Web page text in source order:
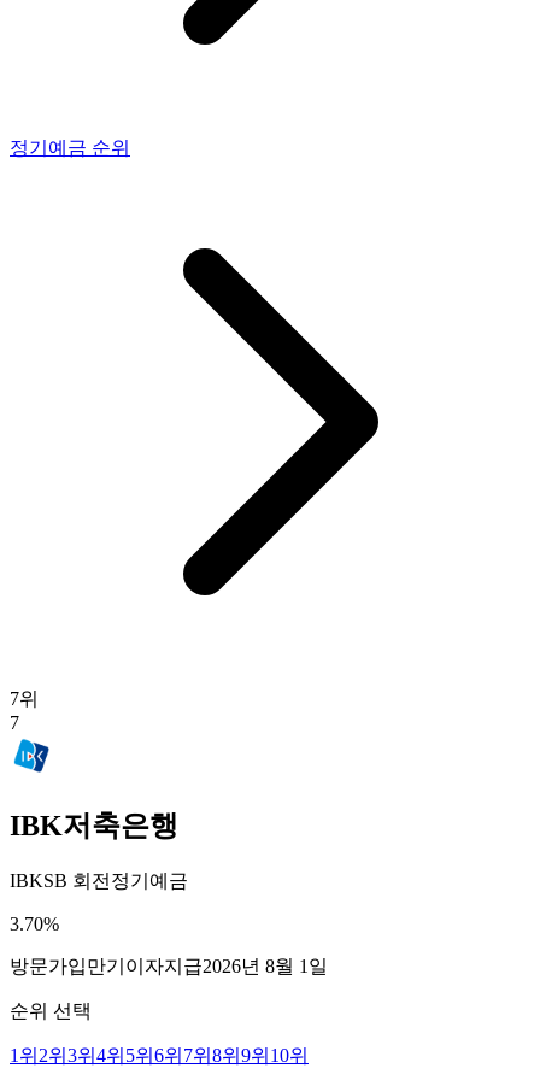
정기예금 순위
7위
7
IBK저축은행
IBKSB 회전정기예금
3.70%
방문가입만기이자지급2026년 8월 1일
순위 선택
1 위 2위 3위 4위 5위 6위 7위 8위 9위 10위